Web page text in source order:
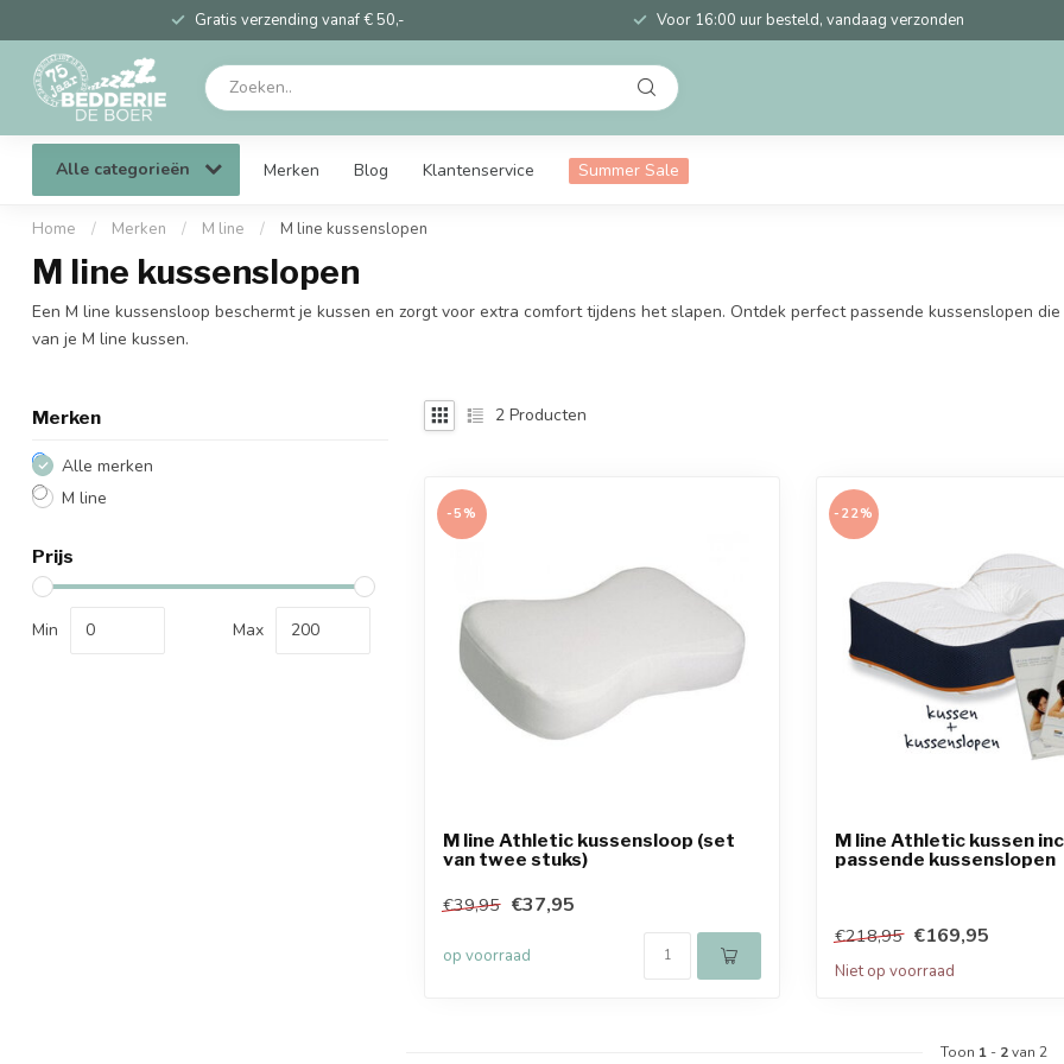
Gratis verzending vanaf € 50,- Voor 16:00 uur besteld, vandaag verzonden
Alle categorieën Merken Blog Klantenservice Summer Sale
Home / Merken / M line / M line kussenslopen
M line kussenslopen
Een M line kussensloop beschermt je kussen en zorgt voor extra comfort tijdens het slapen. Ontdek perfect passende kussenslopen
van je M line kussen.
Merken
Alle merken
M line
Prijs
Min Max
2 Producten
-5%
M line Athletic kussensloop (set
van twee stuks)
€39,95 €37,95
op voorraad
-22%
M line Athletic kussen
passende kussenslopen
€218,95 €169,95
Niet op voorraad
Toon 1 - 2van 2